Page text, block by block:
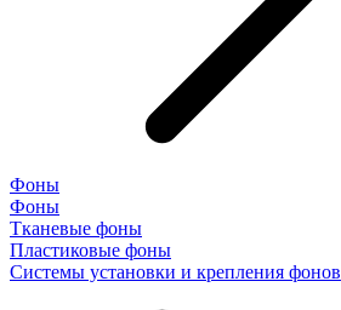
Фоны
Фоны
Тканевые фоны
Пластиковые фоны
Системы установки и крепления фонов